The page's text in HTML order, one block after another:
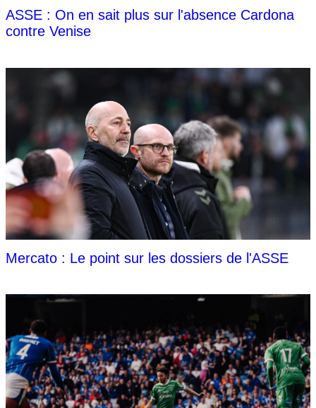
ASSE : On en sait plus sur l'absence Cardona
contre Venise
Mercato : Le point sur les dossiers de l'ASSE